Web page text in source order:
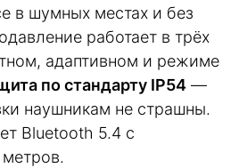
в шумных местах и без
работает в трёх
адаптивном и режиме
по стандарту IP54 —
наушникам не страшны.
Bluetooth 5.4 с